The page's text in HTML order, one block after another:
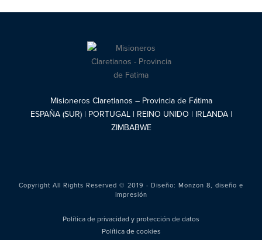
Misioneros Claretianos – Provincia de Fátima
ESPAÑA (SUR) | PORTUGAL | REINO UNIDO | IRLANDA |
ZIMBABWE
Copyright All Rights Reserved © 2019 - Diseño: Monzon 8, diseño e
impresión
Política de privacidad y protección de datos
Política de cookies